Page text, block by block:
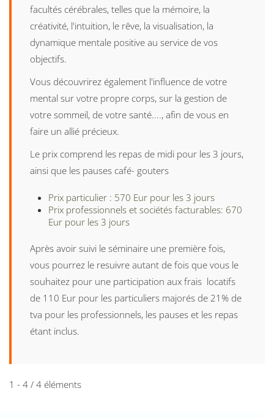
facultés cérébrales, telles que la mémoire, la
créativité, l'intuition, le rêve, la visualisation, la
dynamique mentale positive au service de vos
objectifs.
Vous découvrirez également l'influence de votre
mental sur votre propre corps, sur la gestion de
votre sommeil, de votre santé...., afin de vous en
faire un allié précieux.
Le prix comprend les repas de midi pour les 3 jours,
ainsi que les pauses café- gouters
Prix particulier : 570 Eur pour les 3 jours
Prix professionnels et sociétés facturables: 670
Eur pour les 3 jours
Après avoir suivi le séminaire une première fois,
vous pourrez le resuivre autant de fois que vous le
souhaitez pour une participation aux frais locatifs
de 110 Eur pour les particuliers majorés de 21% de
tva pour les professionnels, les pauses et les repas
étant inclus.
1 - 4 / 4 éléments